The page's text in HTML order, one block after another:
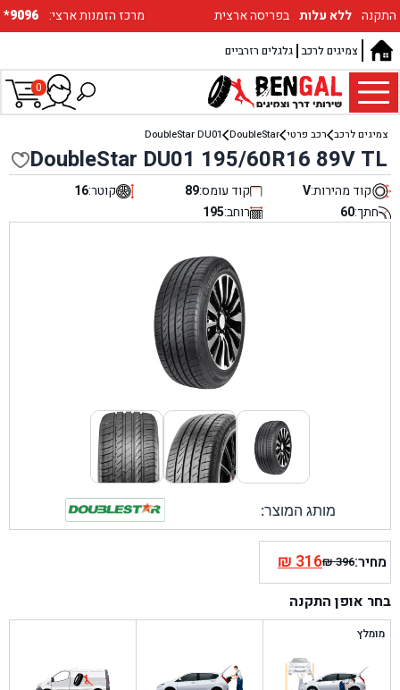
*9096 :מרכז הזמנות ארצי התקנה ללא עלות בפריסה ארצית
גלגלים רזרביים צמיגים לרכב
0
צמיגים לרכב רכב פרטי DoubleStar
DoubleStar DU01
DoubleStar DU01 195/60R16 89V TL
קוד מהירות:V קוד עומס:89 קוטר:16
חתך:60 רוחב:195
מותג המוצר:
מחיר: ₪396
המחיר
המקורי
היה:
₪316המחיר
הנוכחי
הוא:
בחר אופן התקנה
מומלץ